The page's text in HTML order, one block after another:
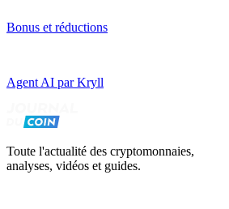
Bonus et réductions
Agent AI par Kryll
Toute l'actualité des cryptomonnaies,
analyses, vidéos et guides.